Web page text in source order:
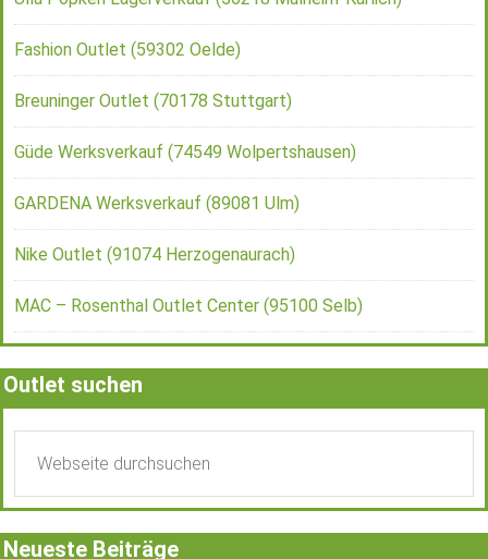
Fashion Outlet (59302 Oelde)
Breuninger Outlet (70178 Stuttgart)
Güde Werksverkauf (74549 Wolpertshausen)
GARDENA Werksverkauf (89081 Ulm)
Nike Outlet (91074 Herzogenaurach)
MAC – Rosenthal Outlet Center (95100 Selb)
Outlet suchen
Neueste Beiträge